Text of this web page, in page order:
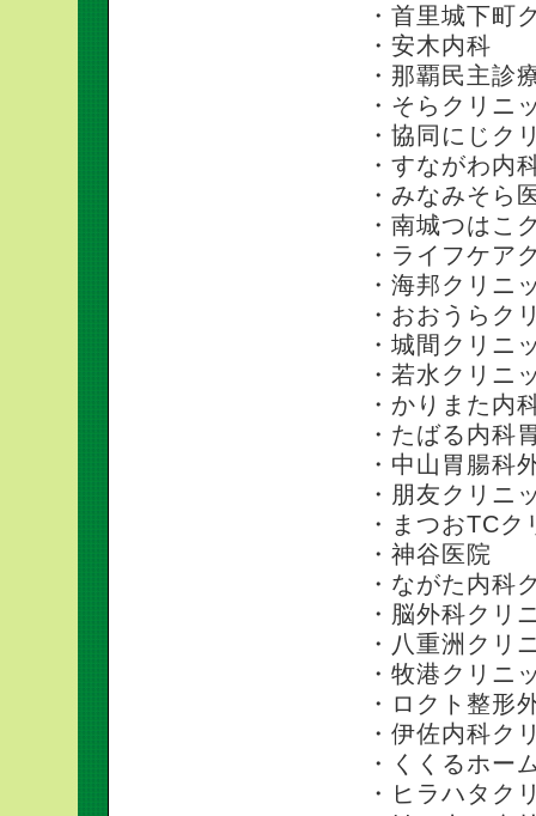
・首里城下町
・安木内科
・那覇民主診
・そらクリニ
・協同にじク
・すながわ内
・みなみそら
・南城つはこ
・ライフケア
・海邦クリニ
・おおうらク
・城間クリニ
・若水クリニ
・かりまた内
・たばる内科
・中山胃腸科
・朋友クリニ
・まつおTCク
・神谷医院
・ながた内科
・脳外科クリ
・八重洲クリ
・牧港クリニ
・ロクト整形
・伊佐内科ク
・くくるホー
・ヒラハタク